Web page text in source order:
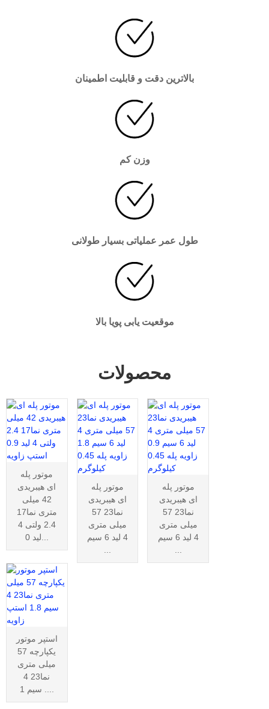
بالاترین دقت و قابلیت اطمینان
وزن کم
طول عمر عملیاتی بسیار طولانی
موقعیت یابی پویا بالا
محصولات
موتور پله
ای هیبریدی
42 میلی
متری نما17
2.4 ولتی 4
موتور پله
ای هیبریدی
نما23 57
میلی متری
4 لید 6 سیم
موتور پله
ای هیبریدی
نما23 57
میلی متری
4 لید 6 سیم
استپر موتور
یکپارچه 57
میلی متری
نما23 4